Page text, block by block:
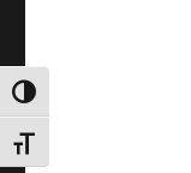
UMSCHALTEN
SCHRIFT